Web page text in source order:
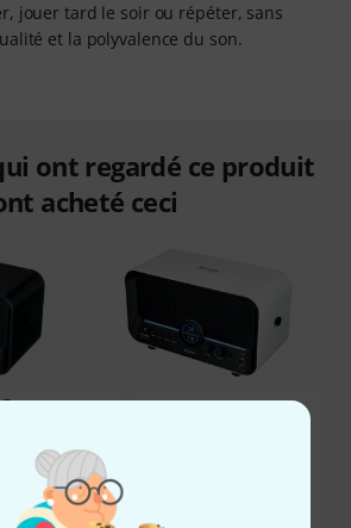
jouer tard le soir ou répéter, sans
et la polyvalence du son.
ont regardé ce produit
acheté ceci
Mooer F15i Li Modeling